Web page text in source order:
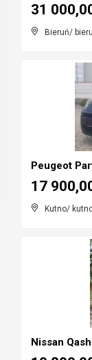
Bieruń/
31
Peugeot
Kutno/
17
Nissan